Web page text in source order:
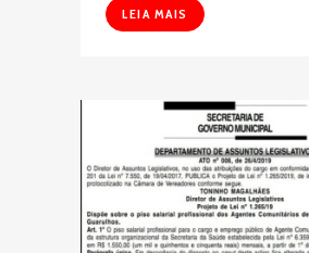
LEIA MAIS